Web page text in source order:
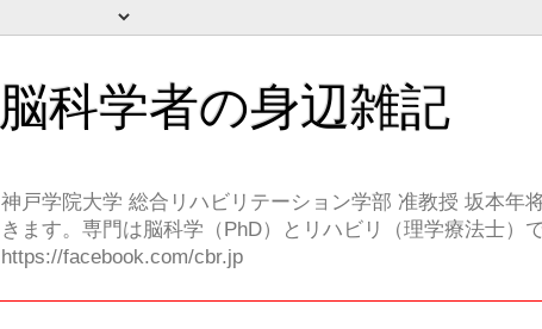
脳科学者の身辺雑記
神戸学院大学 総合リハビリテーション学部 准教授 坂本年
きます。専門は脳科学（PhD）とリハビリ（理学療法士）
https://facebook.com/cbr.jp